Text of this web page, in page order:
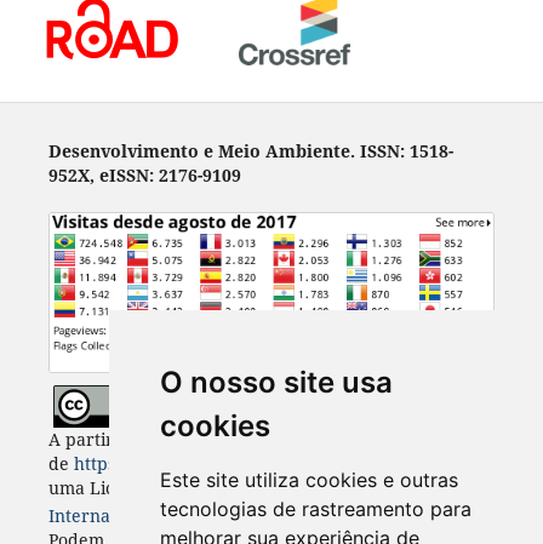
O nosso site usa
cookies
Este site utiliza cookies e outras
tecnologias de rastreamento para
melhorar sua experiência de
Desenvolvimento e Meio Ambiente. ISSN: 1518-
952X, eISSN: 2176-9109
A partir de 2023, Desenvolvimento e Meio Ambiente
de https://revistas.ufpr.br/made
uma Licença
Creative Commons - Atribuição 4.0
Internacional . CC BY 4.0